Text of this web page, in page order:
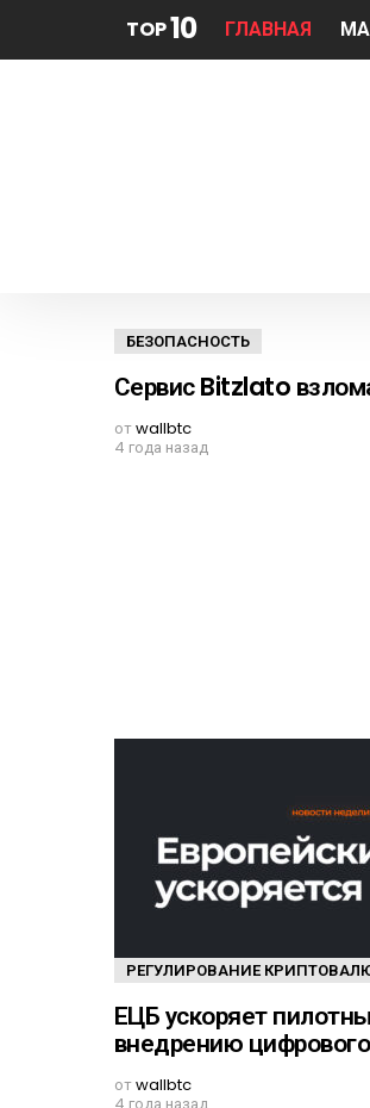
TOP10 ГЛАВНАЯ
ПОСЛЕДНИЕ
БЕЗОПАСНОСТЬ
Сервис Bitzlato
отwallbtc
4 года назад
РЕГУЛИРОВАНИЕ
ЕЦБ ускоряет
внедрению
отwallbtc